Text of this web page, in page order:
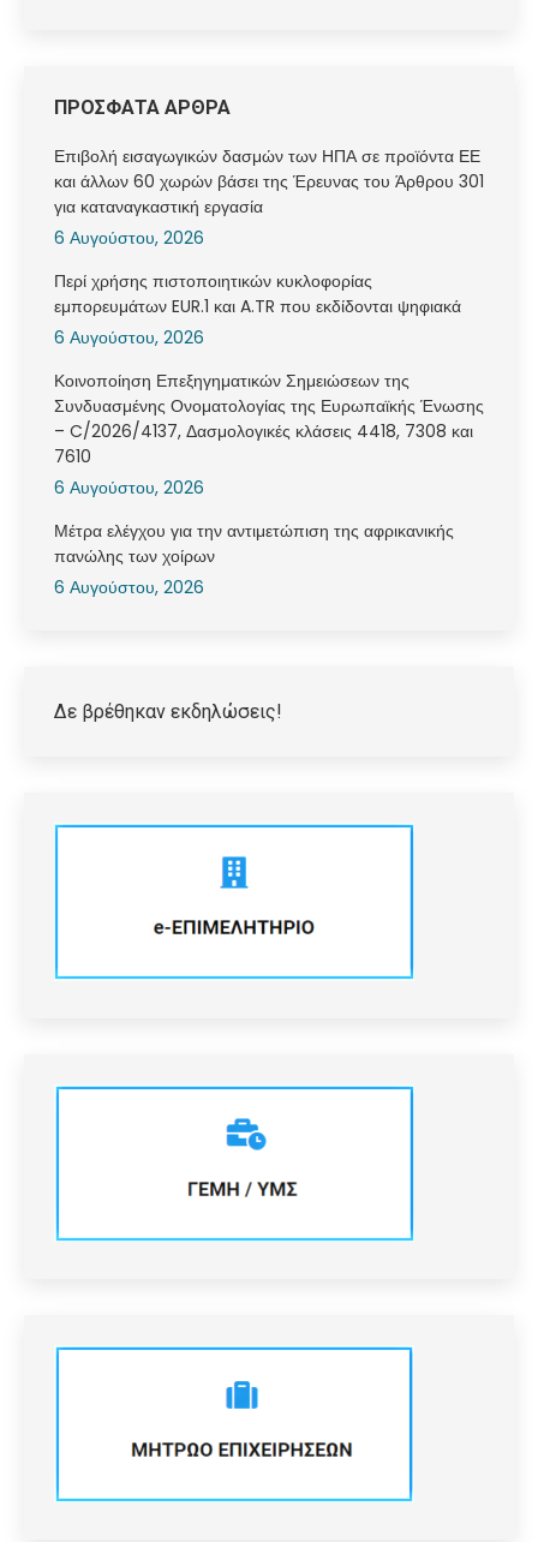
ΠΡΟΣΦΑΤΑ ΑΡΘΡΑ
Επιβολή εισαγωγικών δασμών των ΗΠΑ σε προϊόντα ΕΕ
και άλλων 60 χωρών βάσει της Έρευνας του Άρθρου 301
για καταναγκαστική εργασία
6 Αυγούστου, 2026
Περί χρήσης πιστοποιητικών κυκλοφορίας
εμπορευμάτων EUR.1 και A.TR που εκδίδονται ψηφιακά
6 Αυγούστου, 2026
Κοινοποίηση Επεξηγηματικών Σημειώσεων της
Συνδυασμένης Ονοματολογίας της Ευρωπαϊκής Ένωσης
– C/2026/4137, Δασμολογικές κλάσεις 4418, 7308 και
7610
6 Αυγούστου, 2026
Μέτρα ελέγχου για την αντιμετώπιση της αφρικανικής
πανώλης των χοίρων
6 Αυγούστου, 2026
Δε βρέθηκαν εκδηλώσεις!